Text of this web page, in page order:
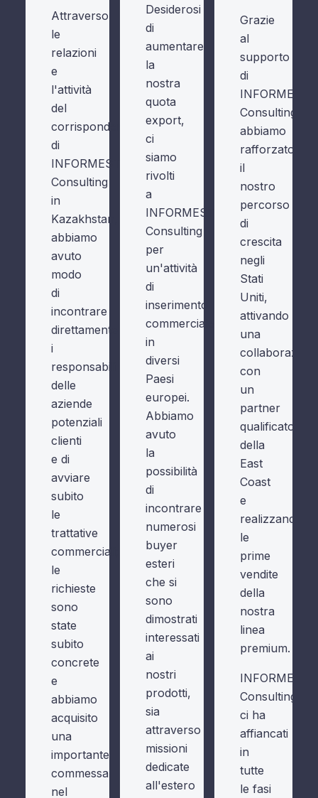
Attraverso
le
relazioni
e
l'attività
del
corrispondente
di
INFORMEST
Consulting
in
Kazakhstan,
abbiamo
avuto
modo
di
incontrare
direttamente
i
responsabili
delle
aziende
potenziali
clienti
e di
avviare
subito
le
trattative
commerciali;
le
richieste
sono
state
subito
concrete
e
abbiamo
acquisito
una
importante
commessa
nel
Desiderosi
di
aumentare
la
nostra
quota
export,
ci
siamo
rivolti
a
INFORMEST
Consulting
per
un'attività
di
inserimento
commerciale
in
diversi
Paesi
europei.
Abbiamo
avuto
la
possibilità
di
incontrare
numerosi
buyer
esteri
che si
sono
dimostrati
interessati
ai
nostri
prodotti,
sia
attraverso
missioni
dedicate
all'estero
Grazie
al
supporto
di
INFORMEST
Consulting,
abbiamo
rafforzato
il
nostro
percorso
di
crescita
negli
Stati
Uniti,
attivando
una
con
un
partner
qualificato
della
East
Coast
e
realizzando
le
prime
vendite
della
nostra
linea
premium.
INFORMEST
Consulting
ci ha
affiancati
in
tutte
le fasi